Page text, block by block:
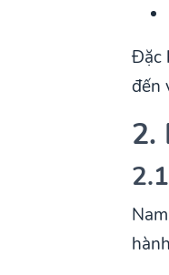
Đặc
đến
2.